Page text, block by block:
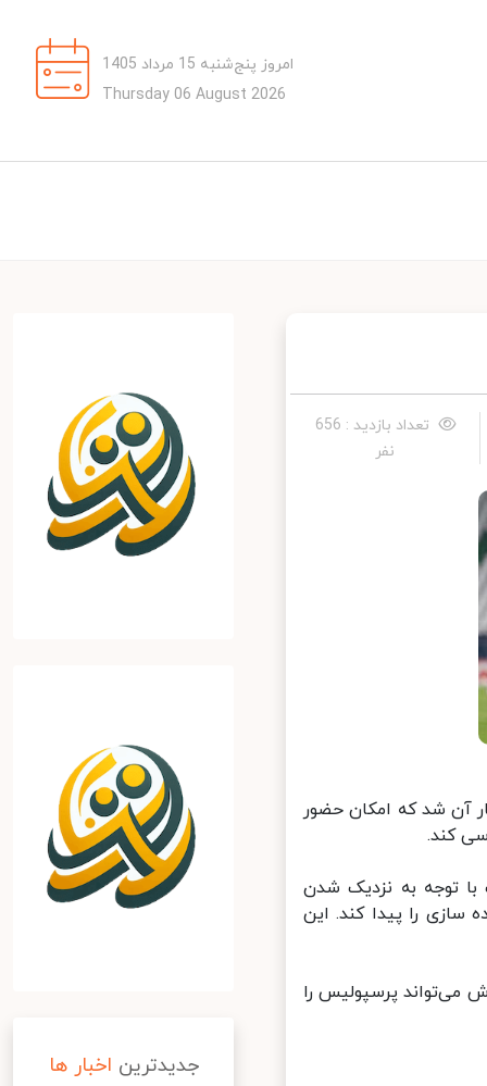
امروز پنج‌شنبه 15 مرداد 1405
Thursday 06 August 2026
تعداد بازدید : 656
نفر
آن شد که امکان حضور
کند.
توجه به نزدیک شدن
را پیدا کند. این
نیمه فروردین ماه با پایان محرومیت ۶ماهه‌اش می‌تواند پرسپولیس را
جدیدترین اخبار ها